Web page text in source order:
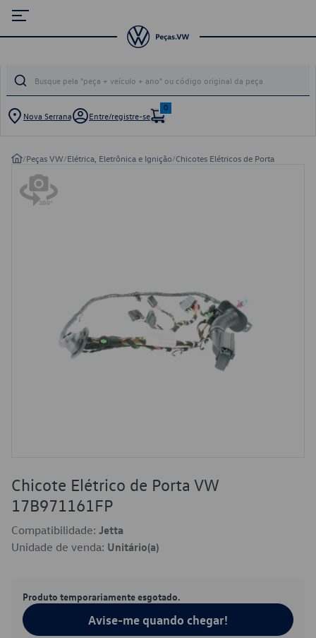
Nova Serrana Entre/registre-se
0
/Peças VW/Elétrica, Eletrônica e Ignição/Chicotes Elétricos de Porta
Chicote Elétrico de Porta VW
17B971161FP
Compatibilidade: Jetta
Unidade de venda: Unitário(a)
Produto temporariamente esgotado.
Avise-me quando chegar!